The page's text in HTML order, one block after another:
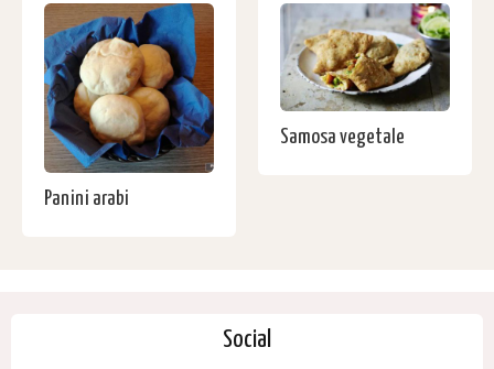
Panini arabi
Samosa vegetale
Social